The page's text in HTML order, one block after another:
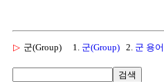
▷ 군(Group) 1. 군(Group) 2. 군 용어
검색